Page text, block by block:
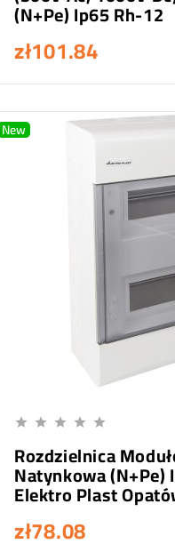
(N+Pe) Ip65 Rh-12
zł101.84
New
    
Rozdzielnica
Natynkowa (N+Pe)
Elektro Plast
zł78.08